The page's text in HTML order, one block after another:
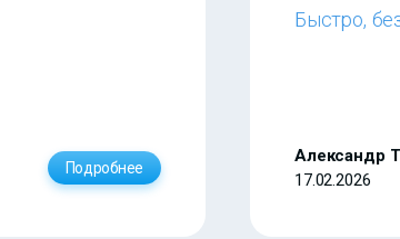
Подробнее
Быстро,
Александр
17.02.2026